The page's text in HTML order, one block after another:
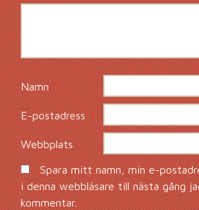
Namn*
E-postadress*
Webbplats
Spara mitt namn, min e-
i denna webbläsare till nästa gång
kommentar.